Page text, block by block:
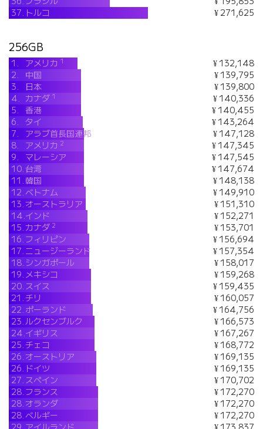
37. トルコ ¥ 271,625
256GB
1. アメリカ 1
¥ 132,148
2.
中国
¥ 139,795
3.
日本
¥ 139,800
4.
カナダ 1
¥ 140,336
5.
香港
¥ 140,455
6.
タイ
¥ 143,264
7.
アラブ首長国連邦
¥ 147,128
8.
アメリカ 2
¥ 147,345
9.
マレーシア
¥ 147,545
10.台湾
¥ 147,674
11.韓国
¥ 148,138
12.ベトナム
¥ 149,910
13.オーストラリア
¥ 151,310
14.インド
¥ 152,271
15.カナダ 2
¥ 153,701
16. フィリピン
¥ 156,694
17. ニュージーランド
¥ 157,354
18. シンガポール
¥ 158,017
19. メキシコ
¥ 159,268
20. スイス
¥ 159,435
21.チリ
¥ 160,057
22. ポーランド
¥ 164,756
23.ルクセンブルク
¥ 166,573
24.イギリス
¥ 167,267
25.チェコ
¥ 168,772
26.オーストリア
¥ 169,135
26. ドイツ
¥ 169,135
27. スペイン
¥ 170,702
28. フランス
¥ 172,270
28.オランダ
¥ 172,270
28.ベルギー
¥ 172,270